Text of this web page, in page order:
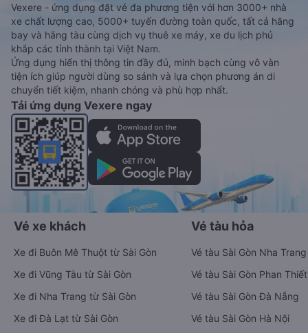
Vexere - ứng dụng đặt vé đa phương tiện với hơn 3000+ nhà
xe chất lượng cao, 5000+ tuyến đường toàn quốc, tất cả hãng
bay và hãng tàu cùng dịch vụ thuê xe máy, xe du lịch phủ
khắp các tỉnh thành tại Việt Nam.
Ứng dụng hiển thị thông tin đầy đủ, minh bạch cùng vô vàn
tiện ích giúp người dùng so sánh và lựa chọn phương án di
chuyển tiết kiệm, nhanh chóng và phù hợp nhất.
Tải ứng dụng Vexere ngay
Vé xe khách
Xe đi Buôn Mê Thuột từ Sài Gòn
Xe đi Vũng Tàu từ Sài Gòn
Xe đi Nha Trang từ Sài Gòn
Xe đi Đà Lạt từ Sài Gòn
Vé tàu hỏa
Vé tàu Sài Gòn Nha Trang
Vé tàu Sài Gòn Phan Thiết
Vé tàu Sài Gòn Đà Nẵng
Vé tàu Sài Gòn Hà Nội